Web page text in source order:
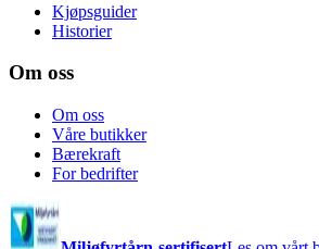
Kjøpsguider
Historier
Om oss
Om oss
Våre butikker
Bærekraft
For bedrifter